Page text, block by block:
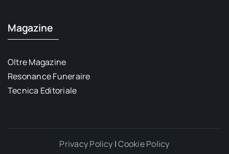
Magazine
Oltre Magazine
Resonance Funeraire
Tecnica Editoriale
Privacy Policy |Cookie Policy